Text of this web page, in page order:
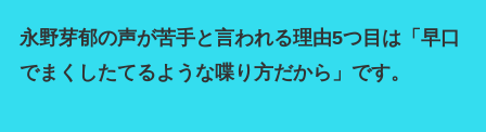
永野芽郁の声が苦手と言われる理由5つ目は「早口
でまくしたてるような喋り方だから」です。